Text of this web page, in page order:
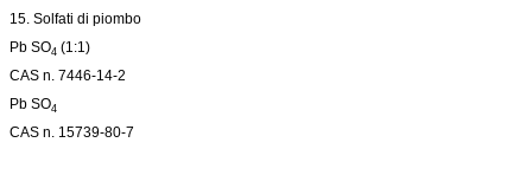
15. Solfati di piombo
Pb SO4 (1:1)
CAS n. 7446-14-2
Pb SO4
CAS n. 15739-80-7